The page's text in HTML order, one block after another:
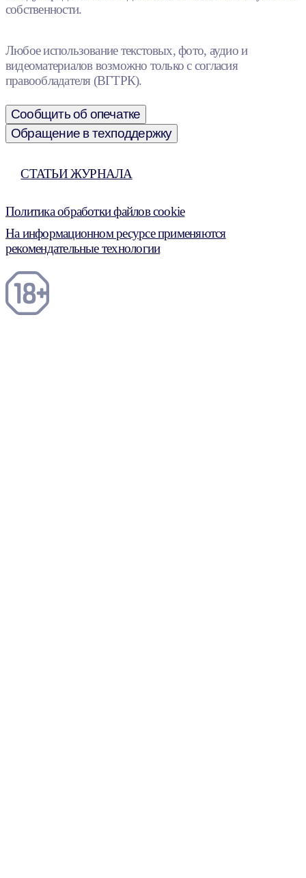
собственности.
Любое использование текстовых, фото, аудио и
видеоматериалов возможно только с согласия
правообладателя (ВГТРК).
Сообщить об опечатке
Обращение в техподдержку
СТАТЬИ ЖУРНАЛА
Политика обработки файлов cookie
На информационном ресурсе применяются
рекомендательные технологии